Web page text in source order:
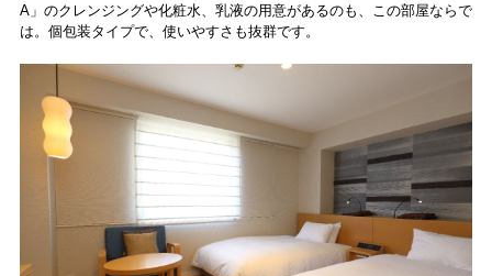
A」のクレンジングや化粧水、乳液の用意があるのも、この部屋ならで
は。個包装タイプで、使いやすさも抜群です。